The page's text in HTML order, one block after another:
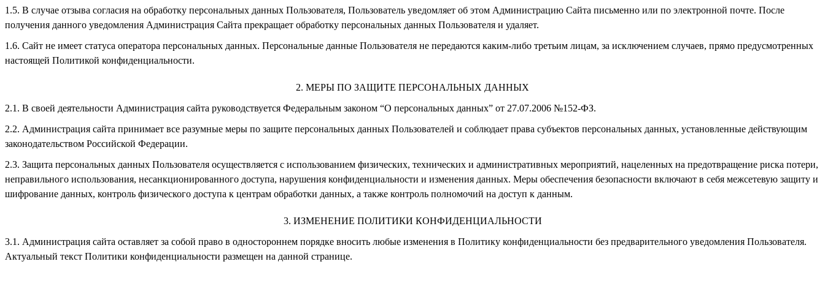
В случае отзыва согласия на обработку персональных данных Пользователя, Пользователь уведомляет об этом Администрацию Сайта письменно или по электронной почте. После
получения данного уведомления Администрация Сайта прекращает обработку персональных данных Пользователя и удаляет.
Сайт не имеет статуса оператора персональных данных. Персональные данные Пользователя не передаются каким-либо третьим лицам, за исключением случаев, прямо предусмотренных
настоящей Политикой конфиденциальности.
МЕРЫ ПО ЗАЩИТЕ ПЕРСОНАЛЬНЫХ ДАННЫХ
В своей деятельности Администрация сайта руководствуется Федеральным законом “О персональных данных” от 27.07.2006 №152-ФЗ.
Администрация сайта принимает все разумные меры по защите персональных данных Пользователей и соблюдает права субъектов персональных данных, установленные действующим
законодательством Российской Федерации.
Защита персональных данных Пользователя осуществляется с использованием физических, технических и административных мероприятий, нацеленных на предотвращение риска потери,
неправильного использования, несанкционированного доступа, нарушения конфиденциальности и изменения данных. Меры обеспечения безопасности включают в себя межсетевую защиту и
шифрование данных, контроль физического доступа к центрам обработки данных, а также контроль полномочий на доступ к данным.
ИЗМЕНЕНИЕ ПОЛИТИКИ КОНФИДЕНЦИАЛЬНОСТИ
Администрация сайта оставляет за собой право в одностороннем порядке вносить любые изменения в Политику конфиденциальности без предварительного уведомления Пользователя.
Актуальный текст Политики конфиденциальности размещен на данной странице.